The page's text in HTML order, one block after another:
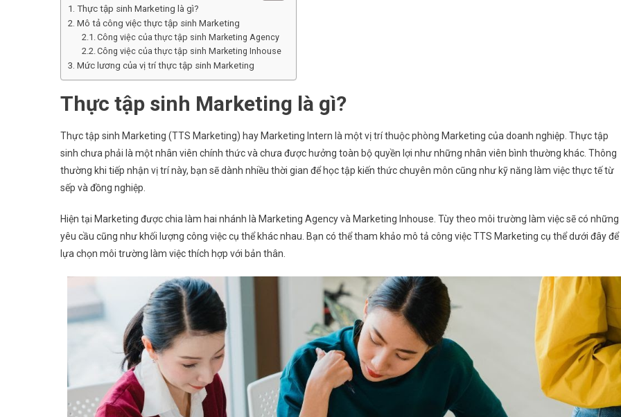
Như
Thế
Nào?
Thực tập sinh Marketing là gì?
Mô tả công việc thực tập sinh Marketing
Công việc của thực tập sinh Marketing Agency
Công việc của thực tập sinh Marketing Inhouse
Mức lương của vị trí thực tập sinh Marketing
Thực tập sinh Marketing là gì?
Thực tập sinh Marketing (TTS Marketing) hay Marketing Intern là một vị trí thuộc phòng Marketing của doanh nghiệp. Thực tập
sinh chưa phải là một nhân viên chính thức và chưa được hưởng toàn bộ quyền lợi như những nhân viên bình thường khác. Thông
thường khi tiếp nhận vị trí này, bạn sẽ dành nhiều thời gian để học tập kiến thức chuyên môn cũng như kỹ năng làm việc thực tế từ
sếp và đồng nghiệp.
Hiện tại Marketing được chia làm hai nhánh là Marketing Agency và Marketing Inhouse. Tùy theo môi trường làm việc sẽ có những
yêu cầu cũng như khối lượng công việc cụ thể khác nhau. Bạn có thể tham khảo mô tả công việc TTS Marketing cụ thể dưới đây để
lựa chọn môi trường làm việc thích hợp với bản thân.